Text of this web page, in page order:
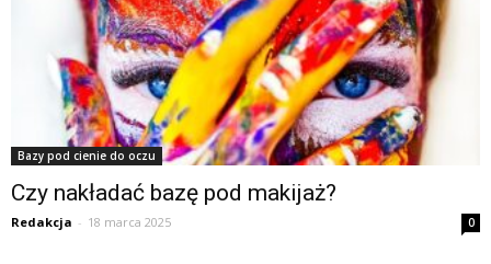
Bazy pod cienie do oczu
Czy nakładać bazę pod makijaż?
Redakcja - 18 marca 2025 0